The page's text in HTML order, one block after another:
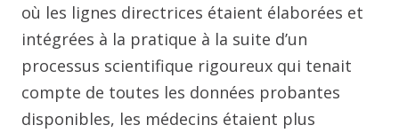
où les lignes directrices étaient élaborées et
intégrées à la pratique à la suite d’un
processus scientifique rigoureux qui tenait
compte de toutes les données probantes
disponibles, les médecins étaient plus